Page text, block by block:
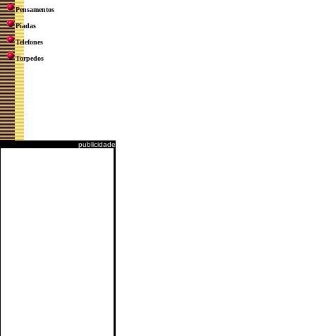
Pensamentos
Piadas
Telefones
Torpedos
publicidade